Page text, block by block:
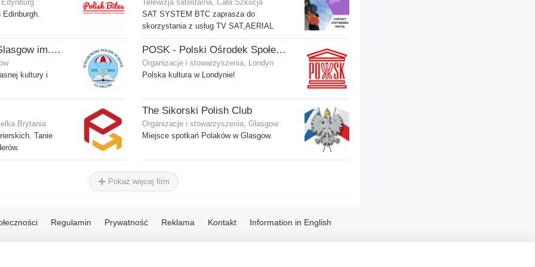
Telewizja satelitarna, Cała Szkocja
SAT SYSTEM BTC zaprasza do
skorzystania z usług TV SAT,AERIAL
Polska Szkoła w Glasgow im. gen. Stanisława Sosabowskiego
kultury i
POSK - Polski Ośrodek Społeczno-Kulturalny
Organizacje i stowarzyszenia, Londyn
Polska kultura w Londynie!
Brytania
Tanie
The Sikorski Polish Club
Organizacje i stowarzyszenia, Glasgow
Miejsce spotkań Polaków w Glasgow.
Pokaż więcej firm
Regulamin Prywatność Reklama Kontakt Information in English